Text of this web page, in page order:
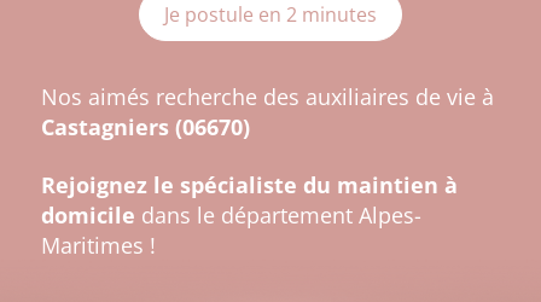
Je postule en 2 minutes
Nos aimés recherche des auxiliaires de vie à
Castagniers (06670)
Rejoignez le spécialiste du maintien à
domicile dans le département Alpes-
Maritimes !